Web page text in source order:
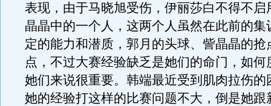
表现，由于马晓旭受伤，伊丽莎白不得不启
晶晶中的一个人，这两个人虽然在此前的集
定的能力和潜质，郭月的头球、訾晶晶的抢
点，不过大赛经验缺乏是她们的命门，如何
她们来说很重要。韩端最近受到肌肉拉伤的
她的经验打这样的比赛问题不大，倒是她跟